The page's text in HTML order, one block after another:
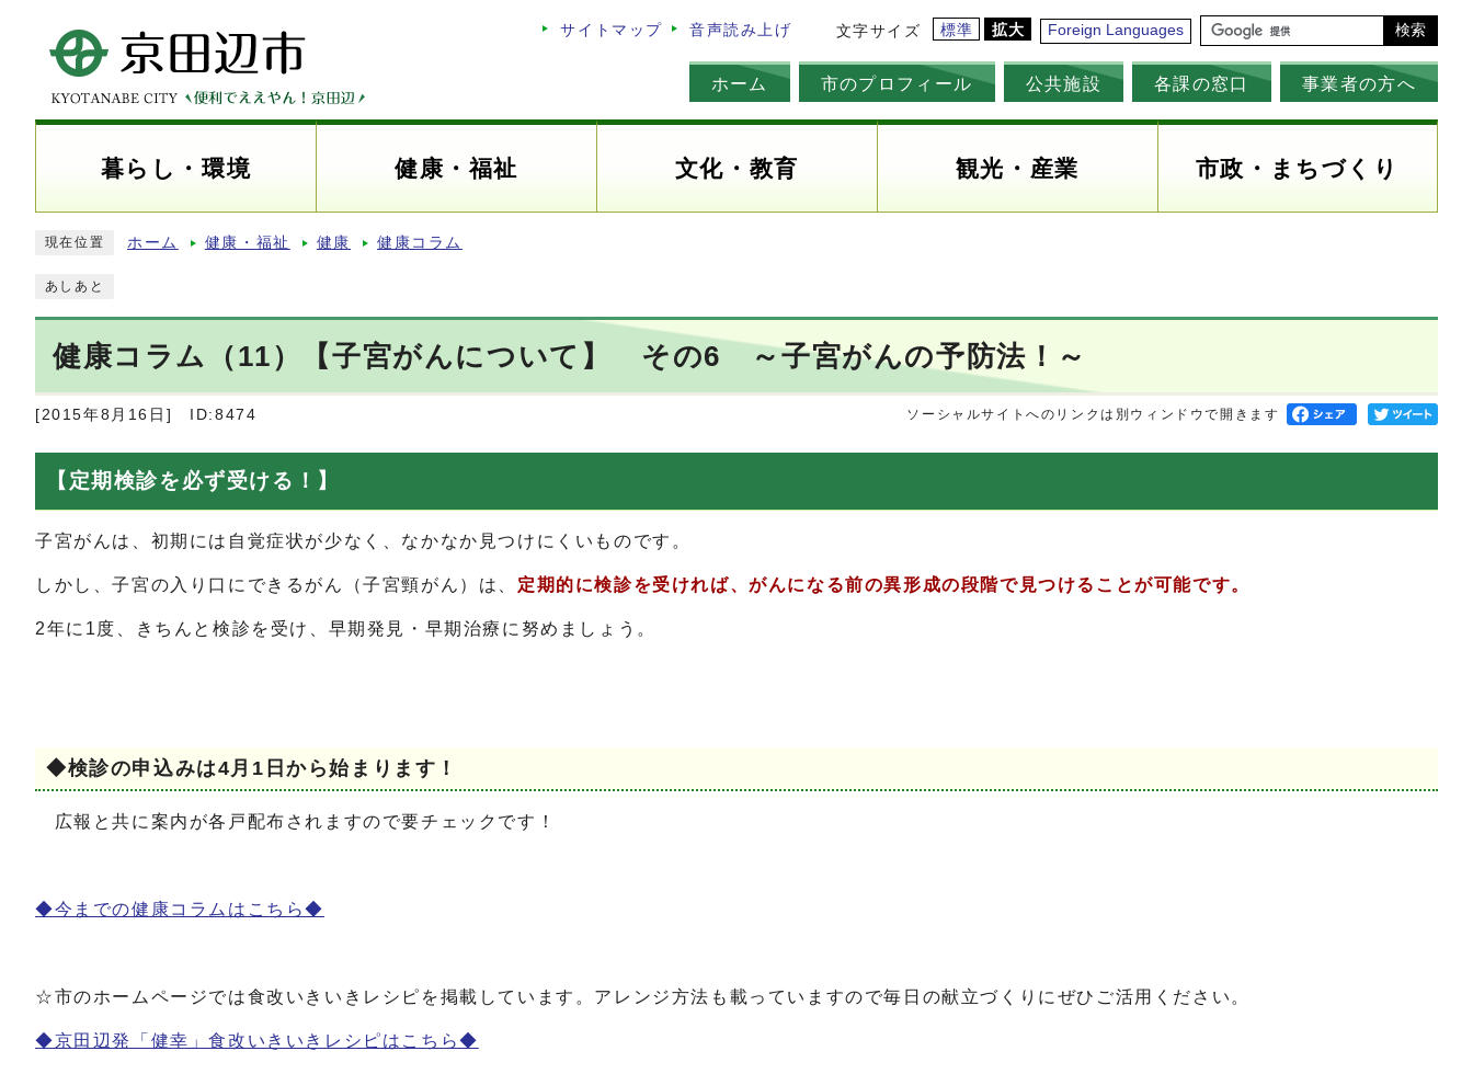
サイトマップ 音声読み上げ 文字サイズ 標準 拡大 Foreign Languages 検索
ホーム 市のプロフィール 公共施設 各課の窓口 事業者の方へ
暮らし・環境 健康・福祉 文化・教育 観光・産業 市政・まちづくり
現在位置 ホーム 健康・福祉 健康 健康コラム
あしあと
健康コラム（11）【子宮がんについて】 その6 ～子宮がんの予防法！～
[2015年8月16日] ID:8474 ソーシャルサイトへのリンクは別ウィンドウで開きます
【定期検診を必ず受ける！】
子宮がんは、初期には自覚症状が少なく、なかなか見つけにくいものです。
しかし、子宮の入り口にできるがん（子宮頸がん）は、 定期的に検診を受ければ、がんになる前の異形成の段階で見つけることが可能です。
2年に1度、きちんと検診を受け、早期発見・早期治療に努めましょう。
◆検診の申込みは4月1日から始まります！
広報と共に案内が各戸配布されますので要チェックです！
◆今までの健康コラムはこちら◆
☆市のホームページでは食改いきいきレシピを掲載しています。アレンジ方法も載っていますので毎日の献立づくりにぜひご活用ください。
◆京田辺発「健幸」食改いきいきレシピはこちら◆